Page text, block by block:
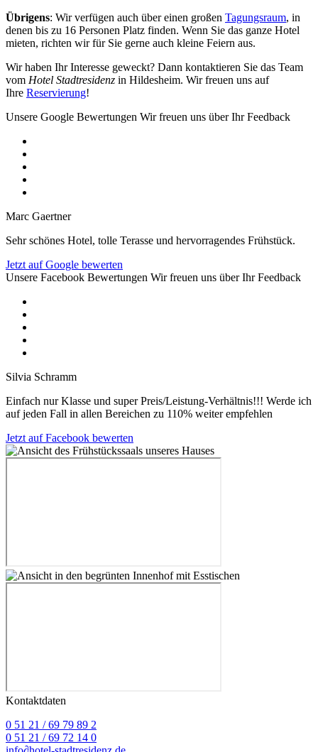
Übrigens: Wir verfügen auch über einen großen Tagungsraum, in
denen bis zu 16 Personen Platz finden. Wenn Sie das ganze Hotel
mieten, richten wir für Sie gerne auch kleine Feiern aus.
Wir haben Ihr Interesse geweckt? Dann kontaktieren Sie das Team
vom Hotel Stadtresidenz in Hildesheim. Wir freuen uns auf
Ihre Reservierung!
Unsere Google Bewertungen Wir freuen uns über Ihr Feedback
Marc Gaertner
Sehr schönes Hotel, tolle Terasse und hervorragendes Frühstück.
Jetzt auf Google bewerten
Unsere Facebook Bewertungen Wir freuen uns über Ihr Feedback
Silvia Schramm
Einfach nur Klasse und super Preis/Leistung-Verhältnis!!! Werde ich
auf jeden Fall in allen Bereichen zu 110% weiter empfehlen
Jetzt auf Facebook bewerten
Kontaktdaten
0 51 21 / 69 79 89 2
0 51 21 / 69 72 14 0